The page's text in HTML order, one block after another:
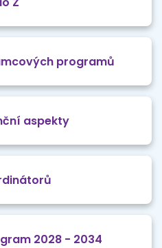
programů
aspekty
2028 - 2034